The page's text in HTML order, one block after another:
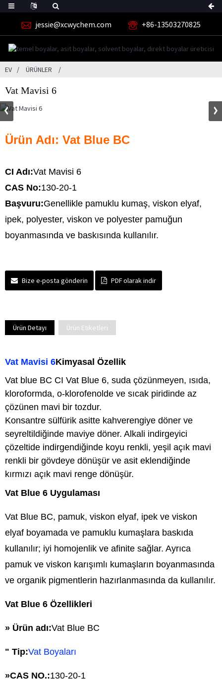
jessie@xcwychem.com +86-13503270825
EV ÜRÜNLER
Vat Mavisi 6
Ürün Adı: Vat Blue BC
CI Adı:Vat Mavisi 6
CAS No:130-20-1
Başvuru:Genellikle pamuklu kumaş, viskon elyaf,
ipek, polyester, viskon ve polyester pamuğun
boyanmasında ve baskısında kullanılır.
Bize e-posta gönderin PDF olarak indir
Ürün Detayı Ürün Etiketleri
Vat Mavisi 6Kimyasal Özellik
Vat blue BC CI Vat Blue 6, suda çözünmeyen, ısıda,
kloroformda, o-klorofenolde ve sıcak piridinde az
çözünen mavi bir tozdur.
Konsantre sülfürik asitte kahverengiye döner ve
seyreltildiğinde maviye döner. Alkali indirgeyici
çözeltide indirgendiğinde koyu renkli, yeşil açık mavi
renkli bir gövdeye dönüşür ve asit eklendiğinde
kırmızı açık mavi renge dönüşür.
Vat Blue 6 Uygulaması
Vat Blue BC, pamuk, viskon elyaf, ipek ve viskon
elyaf boyamada ve pamuklu kumaşlara baskıda
kullanılır; iyi homojenlik ve afinite sağlar. Ayrıca
pamuk ve viskon karışımlı kumaşların boyanmasında
ve organik pigmentlerin hazırlanmasında da kullanılır.
Vat Blue 6 Özellikleri
» Ürün adı:Vat Blue BC
" Tip:Vat Boyaları
»CAS NO.:130-20-1